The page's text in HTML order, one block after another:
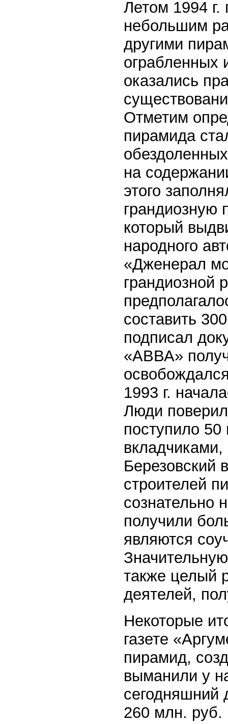
Летом 1994
небольшим
другими
ограбленных
оказались
Отметим
пирамида
на
этого
грандиозную
который
народного
«Дженерал
грандиозной
составить
подписал
«АВВА»
1993 г.
Люди
поступило
вкладчиками,
Березовский
строителей
сознательно
получили
являются
также целый
деятелей,
Некоторые
газете
пирамид,
выманили у
сегодняшний
260 млн.